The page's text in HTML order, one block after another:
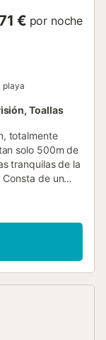
€ por noche
playa
Toallas
totalmente
solo 500m de
tranquilas de la
de un
todo lo
donde
luna, junto a la
coche es
favor